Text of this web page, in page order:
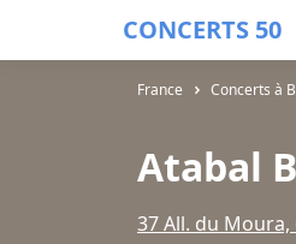
CONCERTS 50
France Concerts à
Atabal
37 All. du